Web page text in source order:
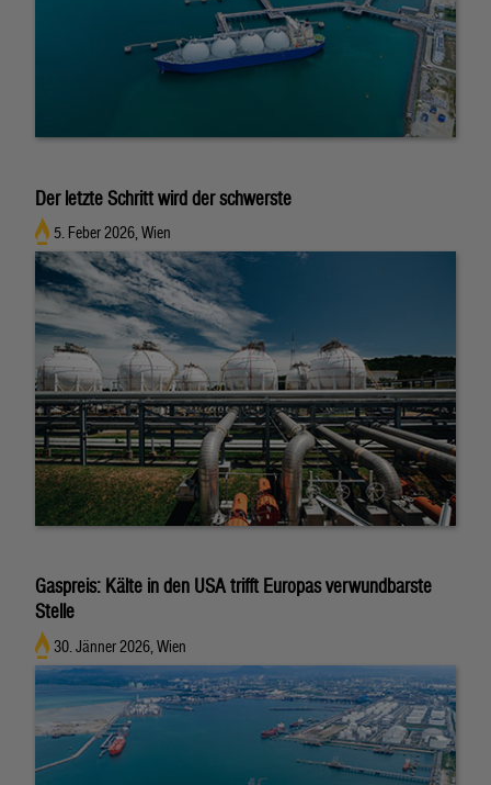
Der letzte Schritt wird der schwerste
5. Feber 2026, Wien
Gaspreis: Kälte in den USA trifft Europas verwundbarste
Stelle
30. Jänner 2026, Wien